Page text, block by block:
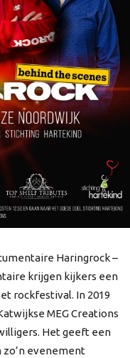
Haringrock –
krijgen kijkers een
rockfestival. In 2019
MEG Creations
Het geeft een
zo’n evenement